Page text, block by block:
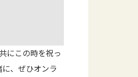
にこの時を祝っ
、ぜひオンラ